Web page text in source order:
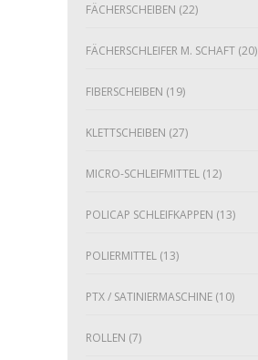
FÄCHERSCHEIBEN (22)
FÄCHERSCHLEIFER M. SCHAFT (20)
FIBERSCHEIBEN (19)
KLETTSCHEIBEN (27)
MICRO-SCHLEIFMITTEL (12)
POLICAP SCHLEIFKAPPEN (13)
POLIERMITTEL (13)
PTX / SATINIERMASCHINE (10)
ROLLEN (7)